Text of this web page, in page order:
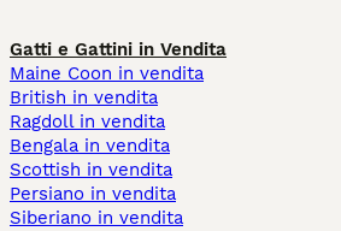
Gatti e Gattini in Vendita
Maine Coon in vendita
British in vendita
Ragdoll in vendita
Bengala in vendita
Scottish in vendita
Persiano in vendita
Siberiano in vendita